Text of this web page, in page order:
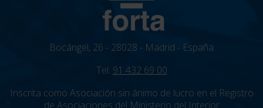
Bocángel, 26 - 28028 - Madrid - España
Tel: 91 432 69 00
Inscrita como Asociación sin ánimo de lucro en el Registro
de Asociaciones del Ministerio del Interior